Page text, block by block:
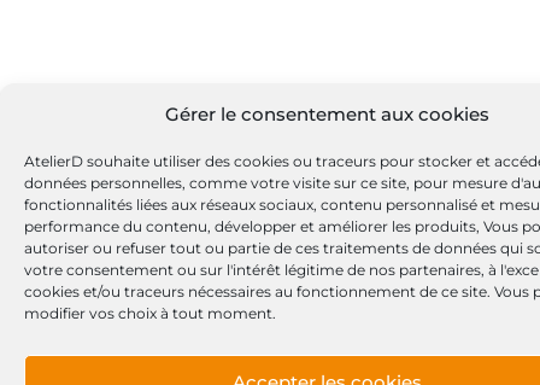
Gérer le consentement aux cookies
AtelierD souhaite utiliser des cookies ou traceurs pour stocker et
données personnelles, comme votre visite sur ce site, pour mesure
fonctionnalités liées aux réseaux sociaux, contenu personnalisé et
performance du contenu, développer et améliorer les produits, Vous
autoriser ou refuser tout ou partie de ces traitements de données qui
votre consentement ou sur l'intérêt légitime de nos partenaires, à
cookies et/ou traceurs nécessaires au fonctionnement de ce site. Vous
modifier vos choix à tout moment.